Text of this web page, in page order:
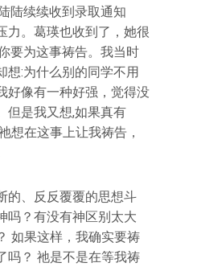
陆续续收到录取通知
力。葛瑛也收到了，她很
要为这事祷告。我当时
想:为什么别的同学不用
好像有一种好强，觉得没
但是我又想,如果真有
想在这事上让我祷告，
的、反反覆覆的思想斗
吗？有没有神区别太大
如果这样，我确实要祷
吗？ 祂是不是在等我祷